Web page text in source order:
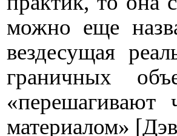
можно еще
вездесущая
граничных
материалом»